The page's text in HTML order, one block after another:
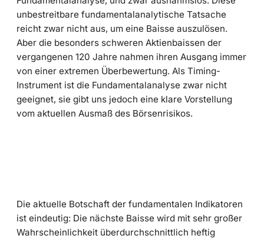
unbestreitbare fundamentalanalytische Tatsache
reicht zwar nicht aus, um eine Baisse auszulösen.
Aber die besonders schweren Aktienbaissen der
vergangenen 120 Jahre nahmen ihren Ausgang immer
von einer extremen Überbewertung. Als Timing-
Instrument ist die Fundamentalanalyse zwar nicht
geeignet, sie gibt uns jedoch eine klare Vorstellung
vom aktuellen Ausmaß des Börsenrisikos.
Die aktuelle Botschaft der fundamentalen Indikatoren
ist eindeutig: Die nächste Baisse wird mit sehr großer
Wahrscheinlichkeit überdurchschnittlich heftig